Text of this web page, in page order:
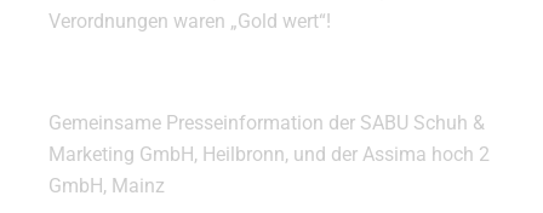
Verordnungen waren „Gold wert“!
Gemeinsame Presseinformation der SABU Schuh &
Marketing GmbH, Heilbronn, und der Assima hoch 2
GmbH, Mainz